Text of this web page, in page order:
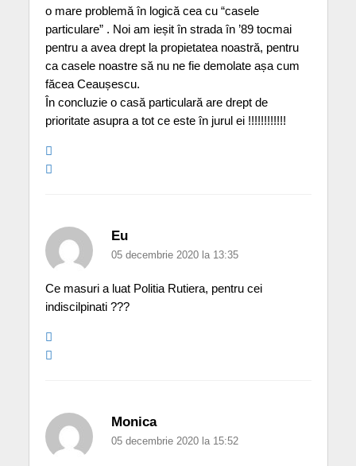
o mare problemă în logică cea cu “casele
particulare” . Noi am ieșit în strada în ’89 tocmai
pentru a avea drept la propietatea noastră, pentru
ca casele noastre să nu ne fie demolate așa cum
făcea Ceaușescu.
În concluzie o casă particulară are drept de
prioritate asupra a tot ce este în jurul ei !!!!!!!!!!!!
Eu
05 decembrie 2020 la 13:35
Ce masuri a luat Politia Rutiera, pentru cei
indiscilpinati ???
Monica
05 decembrie 2020 la 15:52